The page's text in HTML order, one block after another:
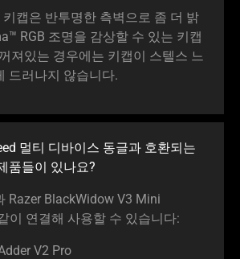
키캡은 반투명한 측벽으로 좀 더 밝
RGB 조명을 감상할 수 있는 키캡
져있는 경우에는 키캡이 스텔스 느
드러나지 않습니다.
멀티 디바이스 동글과 호환되는
품들이 있나요?
Razer BlackWidow V3 Mini
이 연결해 사용할 수 있습니다:
V2 Pro